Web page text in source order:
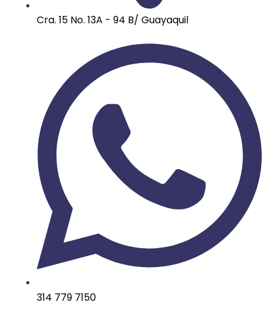
Cra. 15 No. 13A - 94 B/ Guayaquil
314 779 7150